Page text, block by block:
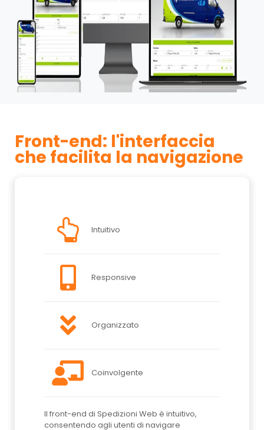
Front-end: l'interfaccia
che facilita la navigazione
Intuitivo
Responsive
Organizzato
Coinvolgente
Il front-end di Spedizioni Web è intuitivo,
consentendo agli utenti di navigare